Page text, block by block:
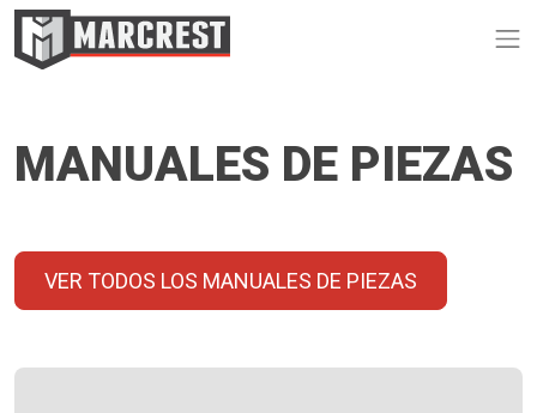
MANUALES DE PIEZAS
VER TODOS LOS MANUALES DE PIEZAS